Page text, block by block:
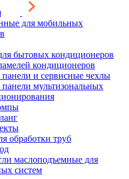
для мобильных
бытовых кондиционеров
кондиционеров
и сервисные чехлы
мультизональных
обработки труб
маслоподъемные для
систем